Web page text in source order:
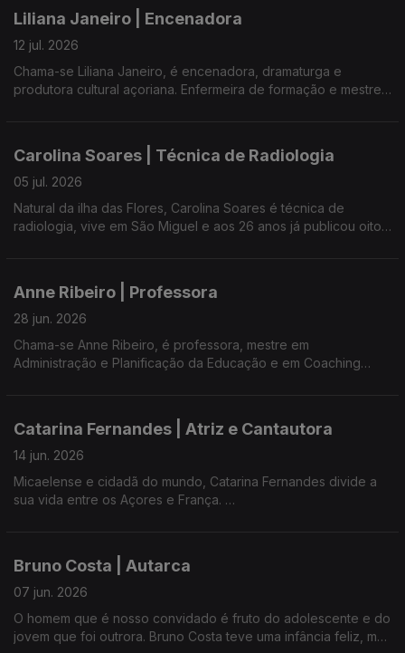
Desde os primeiros anos de escola que escreve, mas só em
pensamentos em O Silêncio do Orvalho.
no mundo.
Patrícia Brandão, a mulher, a poetisa e o que a inspira, na
Antena 1 Açores, com Ana Resendes e Maria José Raposo,
presidente da UMAR-Açores.
Liliana Janeiro | Encenadora
12 jul. 2026
Chama-se Liliana Janeiro, é encenadora, dramaturga e
produtora cultural açoriana. Enfermeira de formação e mestre
Criadora do projecto 'A Costela de Lilith' - Prémio Iberscena
2024 e 2026 e Bolsa de Cidadania Fundação Roche Portugal
chegando este ano a São Jorge.
Carolina Soares | Técnica de Radiologia
05 jul. 2026
Natural da ilha das Flores, Carolina Soares é técnica de
radiologia, vive em São Miguel e aos 26 anos já publicou oito
Prestes a ser mãe, Carolina Soares, para além da profissão e
da escrita, é taróloga desde 2020 e com formação na área
Com Ana Resendes e Maria José Raposo Presidente da
Anne Ribeiro | Professora
28 jun. 2026
Chama-se Anne Ribeiro, é professora, mestre em
Administração e Planificação da Educação e em Coaching
É autora, promotora e realizadora do projecto 'Literacia
Emocional', disciplina opcional para os alunos do 3ª ciclo na
Com Ana Resendes e Maria José Raposo, presidente da Umar
Catarina Fernandes | Atriz e Cantautora
14 jun. 2026
Micaelense e cidadã do mundo, Catarina Fernandes divide a
sua vida entre os Açores e França.
foi enquanto atriz que descobriu o canto. 'Num Dia Assim' é o
álbum de estreia que apresentou na PDL26 e que revela a
cantautora e artista transdisciplinar que assina como Tarina.
Com Ana Rosa Resendes e Maria José Raposo, presidente da
Umar Açores.
Bruno Costa | Autarca
07 jun. 2026
O homem que é nosso convidado é fruto do adolescente e do
jovem que foi outrora. Bruno Costa teve uma infância feliz, mas